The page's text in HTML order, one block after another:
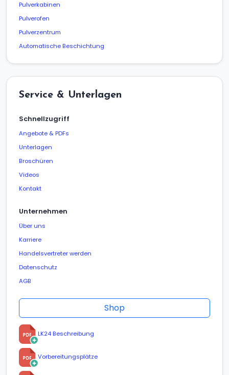
Pulverkabinen
Pulverofen
Pulverzentrum
Automatische Beschichtung
Service & Unterlagen
Schnellzugriff
Angebote & PDFs
Unterlagen
Broschüren
Videos
Kontakt
Unternehmen
Über uns
Karriere
Handelsvertreter werden
Datenschutz
AGB
Shop
LK24 Beschreibung
Vorbereitungsplätze